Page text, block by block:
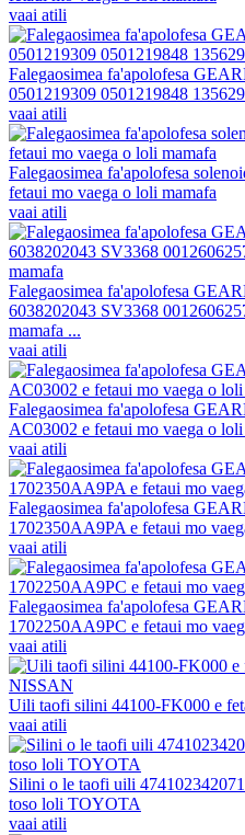
vaai atili
Falegaosimea fa'apolofesa
0501219309 0501219848
vaai atili
Falegaosimea fa'apolofesa
fetaui mo vaega o loli mamafa
vaai atili
Falegaosimea fa'apolofesa
6038202043 SV3368
mamafa ...
vaai atili
Falegaosimea fa'apolofesa
AC03002 e fetaui mo vaega o loli
vaai atili
Falegaosimea fa'apolofesa
1702350AA9PA e fetaui mo
vaai atili
Falegaosimea fa'apolofesa
1702250AA9PC e fetaui mo
vaai atili
Uili taofi silini 44100-FK000 e
vaai atili
Silini o le taofi uili
toso loli TOYOTA
vaai atili